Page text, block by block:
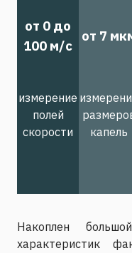
от 0 до
100 м/с
от 7
измерение
полей
скорости
капель
Накоплен
характеристик